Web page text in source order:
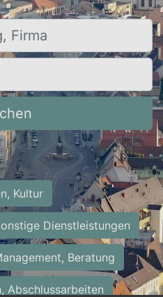
Kultur
Dienstleistungen
Beratung
Abschlussarbeiten